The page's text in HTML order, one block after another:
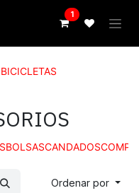
1
BOLSASCANDADOS
Ordenar por